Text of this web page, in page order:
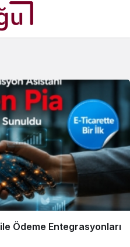
Ödeme Entegrasyonları